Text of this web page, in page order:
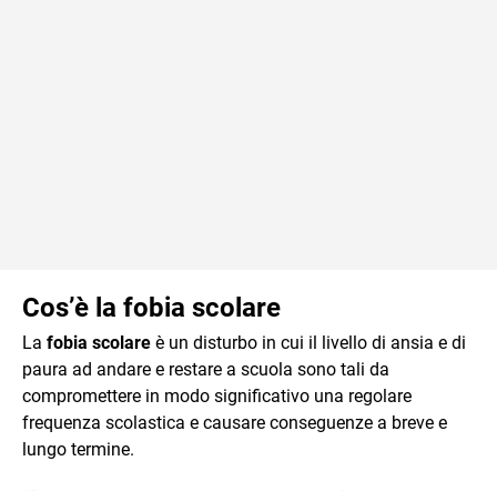
Cos’è la fobia scolare
La fobia scolare è un disturbo in cui il livello di ansia e di
paura ad andare e restare a scuola sono tali da
compromettere in modo significativo una regolare
frequenza scolastica e causare conseguenze a breve e
lungo termine.